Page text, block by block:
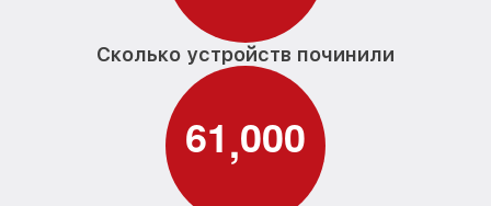
Сколько устройств починили
61,000